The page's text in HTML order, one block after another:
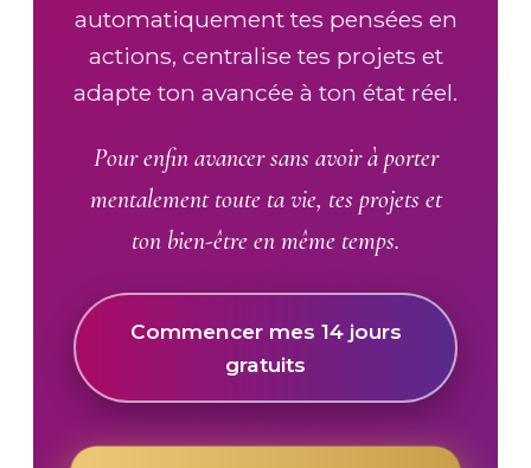
automatiquement tes pensées en
actions, centralise tes projets et
adapte ton avancée à ton état réel.
Pour enfin avancer sans avoir à porter
mentalement toute ta vie, tes projets et
ton bien-être en même temps.
Commencer mes 14 jours
gratuits